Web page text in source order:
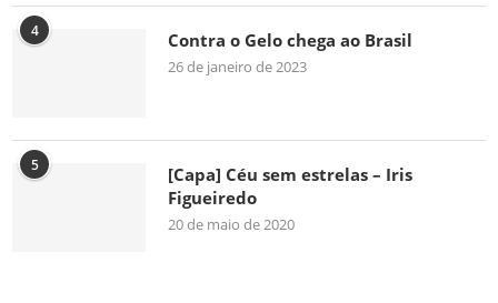
4 Contra o Gelo chega ao Brasil
26 de janeiro de 2023
5
[Capa] Céu sem estrelas – Iris
Figueiredo
20 de maio de 2020